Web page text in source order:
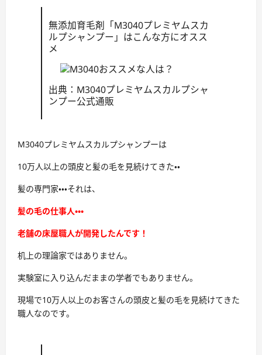
無添加育毛剤「M3040プレミヤムスカ
ルプシャンプー」はこんな方にオスス
メ
出典：M3040プレミヤムスカルプシャ
ンプー公式通販
M3040プレミヤムスカルプシャンプーは
10万人以上の頭皮と髪の毛を見続けてきた・・
髪の専門家・・・それは、
髪の毛の仕事人・・・
老舗の床屋職人が開発したんです！
机上の理論家ではありません。
実験室に入り込んだままの学者でもありません。
現場で10万人以上のお客さんの頭皮と髪の毛を見続けてきた
職人なのです。